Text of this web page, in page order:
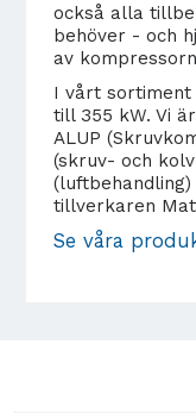
också alla
behöver - och
av
I vårt sortiment
till 355 kW. Vi
ALUP
(skruv- och
tillverkaren
Se våra